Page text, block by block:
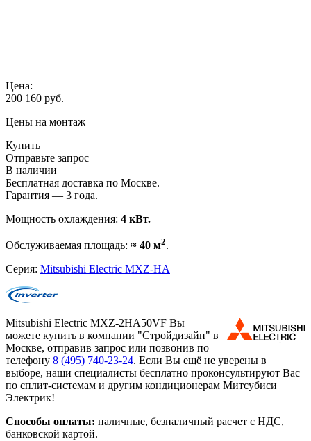
Цена:
200 160 руб.
Цены на монтаж
Купить
Отправьте запрос
В наличии
Бесплатная доставка по Москве.
Гарантия — 3 года.
Мощность охлаждения: 4 кВт.
Обслуживаемая площадь: ≈ 40 м2.
Серия: Mitsubishi Electric MXZ-HA
Mitsubishi Electric MXZ-2HA50VF Вы
можете купить в компании "Стройдизайн" в
Москве, отправив запрос или позвонив по
телефону 8 (495) 740-23-24. Если Вы ещё не уверены в
выборе, наши специалисты бесплатно проконсультируют Вас
по сплит-системам и другим кондиционерам Митсубиси
Электрик!
Способы оплаты: наличные, безналичный расчет с НДС,
банковской картой.